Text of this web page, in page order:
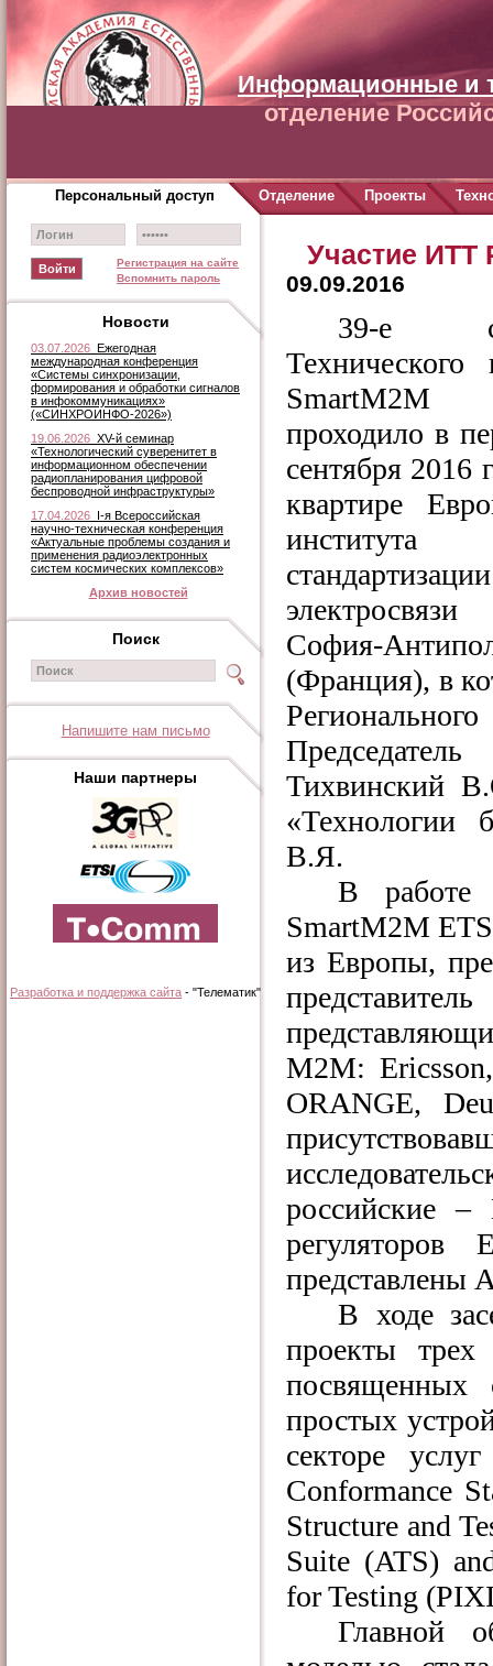
Информационные и
отделение
Регистрация на сайте
Вспомнить пароль
Новости
03.07.2026 Ежегодная
международная конференция
«Системы синхронизации,
формирования и обработки сигналов
в инфокоммуникациях»
(«СИНХРОИНФО-2026»)
19.06.2026 XV-й семинар
«Технологический суверенитет в
информационном обеспечении
радиопланирования цифровой
беспроводной инфраструктуры»
17.04.2026 I-я Всероссийская
научно-техническая конференция
«Актуальные проблемы создания и
применения радиоэлектронных
систем космических комплексов»
Архив новостей
Поиск
Напишите нам письмо
Наши партнеры
Разработка и поддержка сайта - "Телематик"
Участие ИТТ
09.09.2016
39-е
Технического
SmartM2M
проходило в
сентября 2016
квартире
института
стандартизации
София-
(Франция), в
Тихвинский
«Технологии
В.Я.
В работе
SmartM2M
из Европы,
М2М: Ericsson,
ORANGE,
российские
представлены
В ходе
проекты
посвященных
простых
секторе
Conformance
Structure and
Suite (ATS)
forTesting (
Главной
Персональный доступ Отделение Проекты